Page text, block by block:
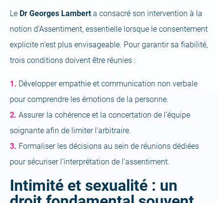
Le Dr Georges Lamberta consacré son intervention à la
notion d’Assentiment, essentielle lorsque le consentement
explicite n’est plus envisageable. Pour garantir sa fiabilité,
trois conditions doivent être réunies :
Développer empathie et communication non verbale
pour comprendre les émotions de la personne.
Assurer la cohérence et la concertation de l’équipe
soignante afin de limiter l’arbitraire.
Formaliser les décisions au sein de réunions dédiées
pour sécuriser l’interprétation de l’assentiment.
Intimité et sexualité : un